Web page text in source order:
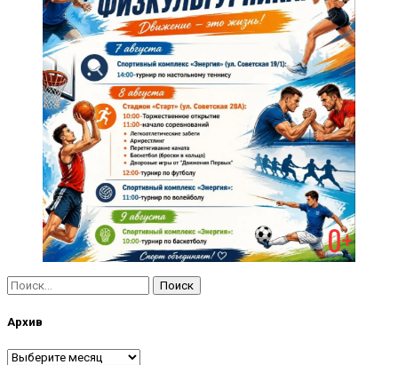
Найти:
Архив
Архив